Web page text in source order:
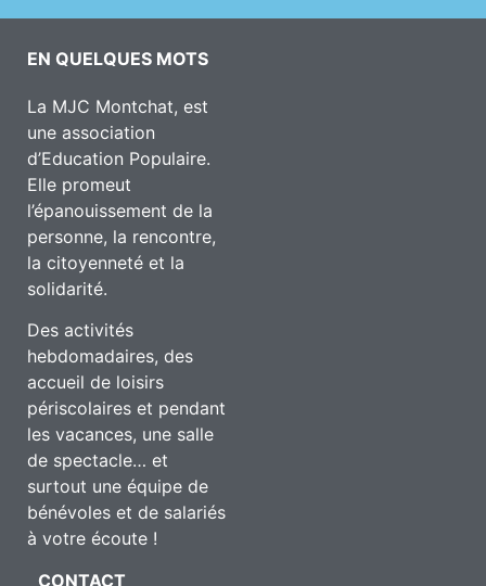
EN QUELQUES MOTS
La MJC Montchat, est
une association
d’Education Populaire.
Elle promeut
l’épanouissement de la
personne, la rencontre,
la citoyenneté et la
solidarité.
Des activités
hebdomadaires, des
accueil de loisirs
périscolaires et pendant
les vacances, une salle
de spectacle… et
surtout une équipe de
bénévoles et de salariés
à votre écoute !
CONTACT